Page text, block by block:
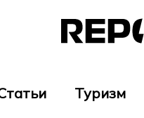
Туризм